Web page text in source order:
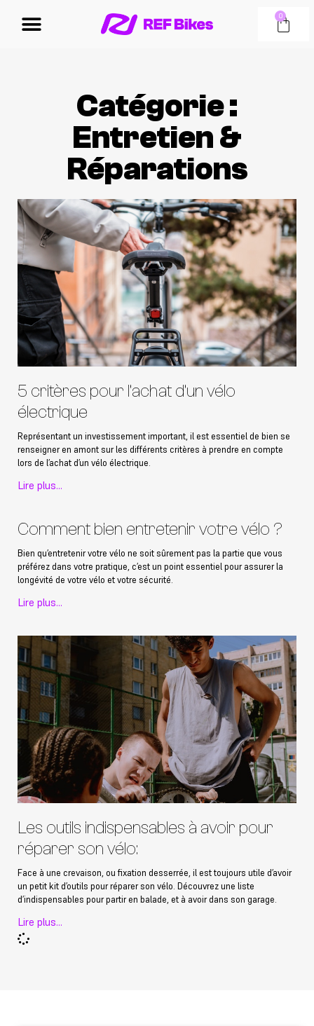
0
Catégorie :
Entretien &
Réparations
5 critères pour l’achat d’un vélo
électrique
Représentant un investissement important, il est essentiel de bien se
renseigner en amont sur les différents critères à prendre en compte
lors de l’achat d’un vélo électrique.
Lire plus...
Comment bien entretenir votre vélo ?
Bien qu’entretenir votre vélo ne soit sûrement pas la partie que vous
préférez dans votre pratique, c’est un point essentiel pour assurer la
longévité de votre vélo et votre sécurité.
Lire plus...
Les outils indispensables à avoir pour
réparer son vélo:
Face à une crevaison, ou fixation desserrée, il est toujours utile d’avoir
un petit kit d’outils pour réparer son vélo. Découvrez une liste
d’indispensables pour partir en balade, et à avoir dans son garage.
Lire plus...